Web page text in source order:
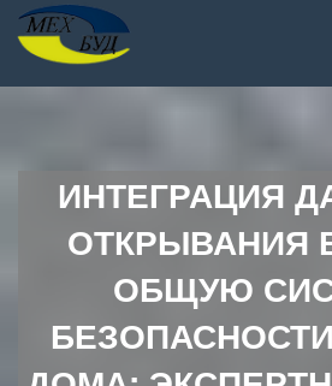
ИНТЕГРАЦИЯ
ОТКРЫВАНИЯ
ОБЩУЮ